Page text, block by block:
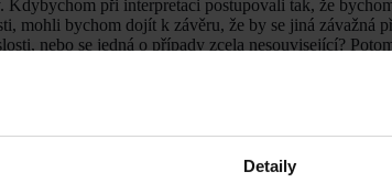
Detaily
při interpretaci postupovali tak, že
mohli bychom dojít k závěru, že by se jiná závažná
nebo se jedná o případy zcela nesouvisející?
ustanovení
blíže specifikována a nemá být vykládána v
soudu, že takové závěry musí být dostatečně
správního orgánu opravdu přezkoumatelné a je
nedocházelo k situacím, kdy by se tento institut mohl
souladu s cílem a smyslem celé úpravy zákona o